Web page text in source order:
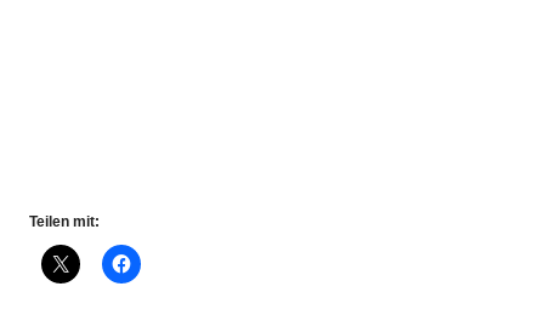
Teilen mit: